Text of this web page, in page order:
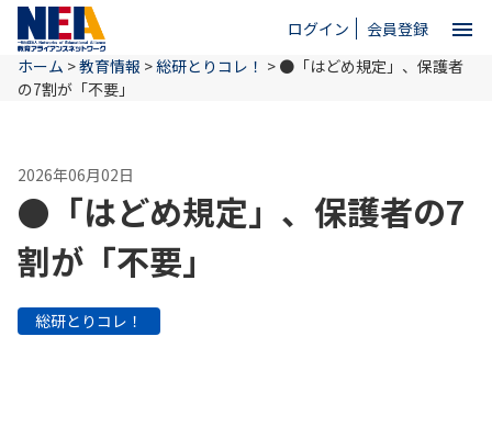
ログイン 会員登録 menu
ホーム
NEAとは
教育情報
ホーム >教育情報 >総研とりコレ！ > ●「はどめ規定」、保護者
の7割が「不要」
2026年06月02日
●「はどめ規定」、保護者の7
割が「不要」
総研とりコレ！